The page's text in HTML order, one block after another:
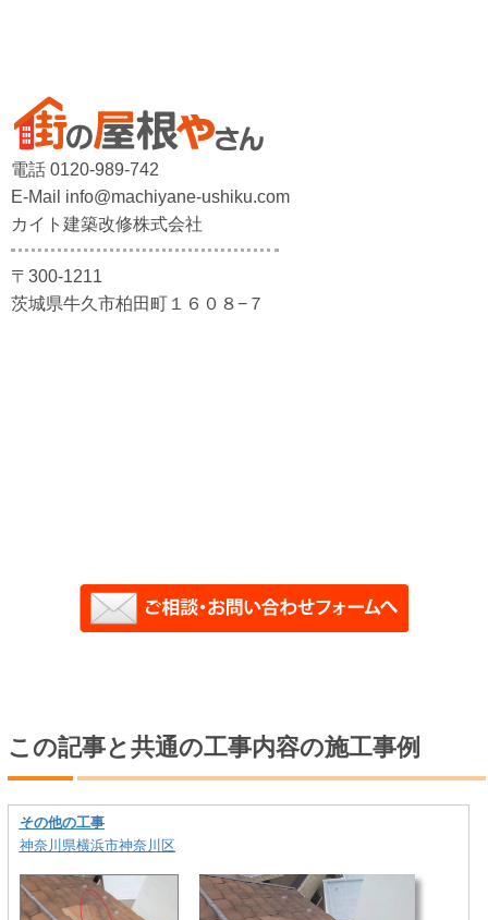
電話 0120-989-742
E-Mail info@machiyane-ushiku.com
カイト建築改修株式会社
〒300-1211
茨城県牛久市柏田町１６０８−７
この記事と共通の工事内容の施工事例
その他の工事
神奈川県横浜市神奈川区